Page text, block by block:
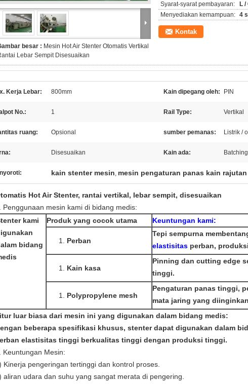
besar : Mesin Hot Air Stenter Otomatis Vertikal
Lebar Sempit Disesuaikan
Syarat-syarat pembayaran:
L /
Menyediakan kemampuan: 4
Kontak
Kerja Lebar: 800mm Kain dipegang oleh: PIN
No.: 1 Rail Type: Vertikal
ruang: Opsional sumber pemanas: Listrik /
Disesuaikan Kain ada: Batching
kain stenter mesin, mesin pengaturan panas kain rajutan
Hot Air Stenter, rantai vertikal, lebar sempit, disesuaikan
Penggunaan mesin kami di bidang medis:
kami
bidang
Produk yang cocok utama Keuntungan kami:
Perban
Tepi sempurna
elastisitas perban,
Kain kasa
Pinning dan cutting edge
tinggi.
Polypropylene mesh
Pengaturan panas tinggi,
mata jaring yang diinginkan
luar biasa dari mesin ini yang digunakan dalam bidang medis:
beberapa spesifikasi khusus, stenter dapat digunakan dalam
elastisitas tinggi berkualitas tinggi dengan produksi tinggi.
Keuntungan Mesin:
Kinerja pengeringan tertinggi dan kontrol proses.
aliran udara dan suhu yang sangat merata di pengering.